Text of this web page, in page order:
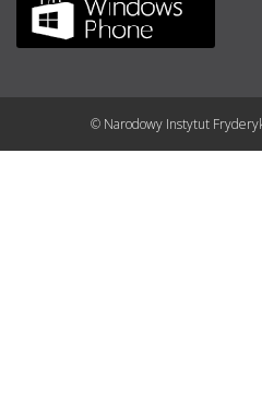
© Narodowy Instytut